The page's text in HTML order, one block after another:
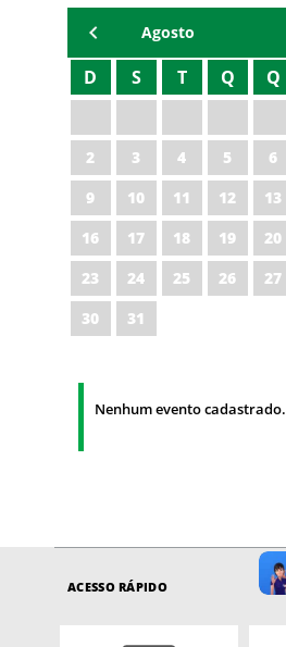
Agosto
D S T Q Q
2
3 4 5 6
9
10 11 12 13
16
17 18 19 20
23
24 25 26 27
30
31
Nenhum evento cadastrado.
ACESSO RÁPIDO